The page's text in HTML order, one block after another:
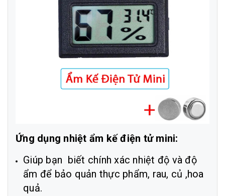
Ứng dụng nhiệt ẩm kế điện tử mini:
Giúp bạn biết chính xác nhiệt độ và độ
ẩm để bảo quản thực phẩm, rau, củ ,hoa
quả.